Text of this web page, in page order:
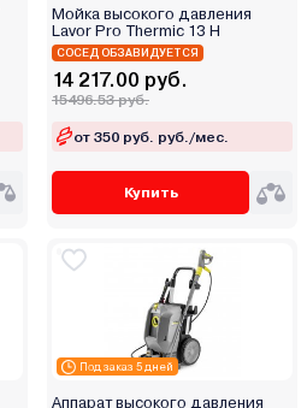
Мойка высокого давления
Lavor Pro Thermic 13 H
СОСЕД ОБЗАВИДУЕТСЯ
14 217.00 руб.
15496.53 руб.
от 350 руб. руб./мес.
Купить
Под заказ 5 дней
Аппарат высокого давления